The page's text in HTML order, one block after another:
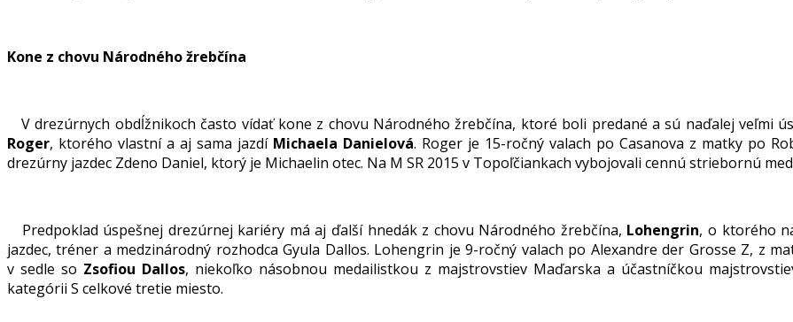
Kone z chovu Národného žrebčína
V drezúrnych obdĺžnikoch často vídať kone z chovu Národného žrebčína, ktoré boli predané a sú naďalej veľmi
Roger, ktorého vlastní a aj sama jazdí Michaela Danielová. Roger je 15-ročný valach po Casanova z matky po
drezúrny jazdec Zdeno Daniel, ktorý je Michaelin otec. Na M SR 2015 v Topoľčiankach vybojovali cennú striebornú
Predpoklad úspešnej drezúrnej kariéry má aj ďalší hnedák z chovu Národného žrebčína, Lohengrin, o ktorého
jazdec, tréner a medzinárodný rozhodca Gyula Dallos. Lohengrin je 9-ročný valach po Alexandre der Grosse Z, z
v sedle so Zsofiou Dallos, niekoľko násobnou medailistkou z majstrovstiev Maďarska a účastníčkou
kategórii S celkové tretie miesto.